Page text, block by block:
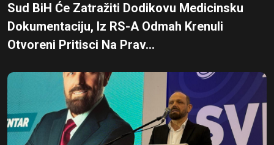
Sud BiH Će Zatražiti Dodikovu Medicinsku
Dokumentaciju, Iz RS-A Odmah Krenuli
Otvoreni Pritisci Na Prav...